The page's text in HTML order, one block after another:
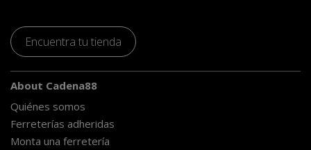
Encuentra tu tienda
About Cadena88
Quiénes somos
Ferreterías adheridas
Monta una ferretería